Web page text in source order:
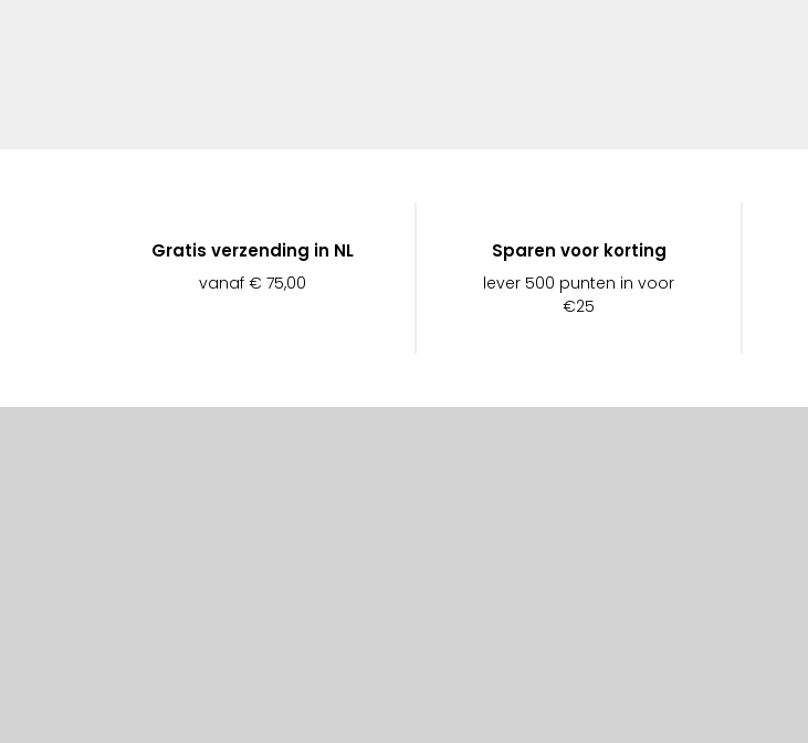
Gratis verzending in NL
vanaf € 75,00
Sparen voor korting
lever 500 punten in voor
€25